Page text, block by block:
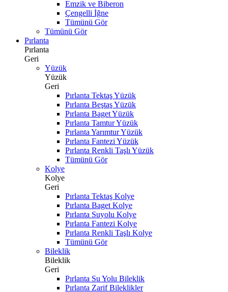
Emzik ve Biberon
Çengelli İğne
Tümünü Gör
Tümünü Gör
Pırlanta
Pırlanta
Geri
Yüzük
Yüzük
Geri
Pırlanta Tektaş Yüzük
Pırlanta Beştaş Yüzük
Pırlanta Baget Yüzük
Pırlanta Tamtur Yüzük
Pırlanta Yarımtur Yüzük
Pırlanta Fantezi Yüzük
Pırlanta Renkli Taşlı Yüzük
Tümünü Gör
Kolye
Kolye
Geri
Pırlanta Tektaş Kolye
Pırlanta Baget Kolye
Pırlanta Suyolu Kolye
Pırlanta Fantezi Kolye
Pırlanta Renkli Taşlı Kolye
Tümünü Gör
Bileklik
Bileklik
Geri
Pırlanta Su Yolu Bileklik
Pırlanta Zarif Bileklikler